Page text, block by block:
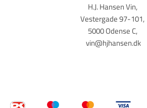
H.J. Hansen Vin,
Vestergade 97-101,
5000 Odense C,
vin@hjhansen.dk